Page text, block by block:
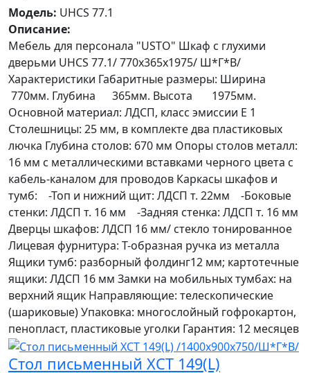
Модель: UHCS 77.1
Описание:
Мебель для персонала "USTO" Шкаф с глухими
дверьми UHCS 77.1/ 770х365х1975/ Ш*Г*В/
Характеристики Габаритные размеры: Ширина
770мм. Глубина 365мм. Высота 1975мм.
Основной материал: ЛДСП, класс эмиссии Е 1
Cтолешницы: 25 мм, в комплекте два пластиковых
лючка Глубина столов: 670 мм Опоры столов металл:
16 мм с металлическими вставками черного цвета с
кабель-каналом для проводов Каркасы шкафов и
тумб: -Топ и нижний щит: ЛДСП т. 22мм -Боковые
стенки: ЛДСП т. 16 мм -Задняя стенка: ЛДСП т. 16 мм
Дверцы шкафов: ЛДСП 16 мм/ стекло тонированное
Лицевая фурнитура: Т-образная ручка из металла
Ящики тумб: разборный фолдинг12 мм; картотечные
ящики: ЛДСП 16 мм Замки на мобильных тумбах: на
верхний ящик Направляющие: телескопические
(шариковые) Упаковка: многослойный гофрокартон,
пенопласт, пластиковые уголки Гарантия: 12 месяцев
Стол письменный XCT 149(L)